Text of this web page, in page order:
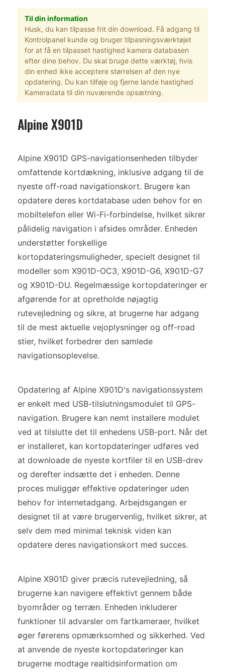
Til din information
Husk, du kan tilpasse frit din download. Få adgang til
Kontrolpanel kunde og bruger tilpasningsværktøjet
for at få en tilpasset hastighed kamera databasen
efter dine behov. Du skal bruge dette værktøj, hvis
din enhed ikke acceptere størrelsen af den nye
opdatering. Du kan tilføje og fjerne lande hastighed
Kameradata til din nuværende opsætning.
Alpine X901D
Alpine X901D GPS-navigationsenheden tilbyder
omfattende kortdækning, inklusive adgang til de
nyeste off-road navigationskort. Brugere kan
opdatere deres kortdatabase uden behov for en
mobiltelefon eller Wi-Fi-forbindelse, hvilket sikrer
pålidelig navigation i afsides områder. Enheden
understøtter forskellige
kortopdateringsmuligheder, specielt designet til
modeller som X901D-OC3, X901D-G6, X901D-G7
og X901D-DU. Regelmæssige kortopdateringer er
afgørende for at opretholde nøjagtig
rutevejledning og sikre, at brugerne har adgang
til de mest aktuelle vejoplysninger og off-road
stier, hvilket forbedrer den samlede
navigationsoplevelse.
Opdatering af Alpine X901D's navigationssystem
er enkelt med USB-tilslutningsmodulet til GPS-
navigation. Brugere kan nemt installere modulet
ved at tilslutte det til enhedens USB-port. Når det
er installeret, kan kortopdateringer udføres ved
at downloade de nyeste kortfiler til en USB-drev
og derefter indsætte det i enheden. Denne
proces muliggør effektive opdateringer uden
behov for internetadgang. Arbejdsgangen er
designet til at være brugervenlig, hvilket sikrer, at
selv dem med minimal teknisk viden kan
opdatere deres navigationskort med succes.
Alpine X901D giver præcis rutevejledning, så
brugerne kan navigere effektivt gennem både
byområder og terræn. Enheden inkluderer
funktioner til advarsler om fartkameraer, hvilket
øger førerens opmærksomhed og sikkerhed. Ved
at anvende de nyeste kortopdateringer kan
brugerne modtage realtidsinformation om